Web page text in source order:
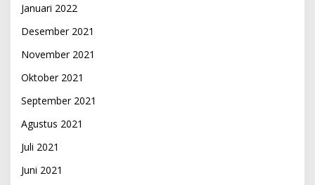
Januari 2022
Desember 2021
November 2021
Oktober 2021
September 2021
Agustus 2021
Juli 2021
Juni 2021